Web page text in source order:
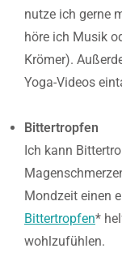
nutze ich gerne
höre ich Musik
Krömer).
Yoga-Videos
Bittertropfen
Ich kann
Mondzeit einen
Bittertropfen*
wohlzufühlen.